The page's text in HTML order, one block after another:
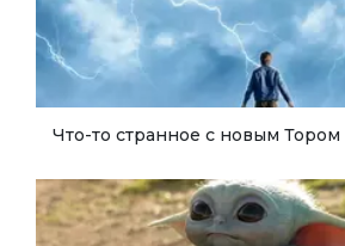
Что-то странное с новым Тором